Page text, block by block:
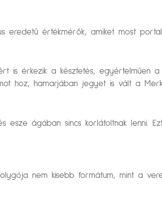
eredetű értékmérők, amiket most
is érkezik a késztetés,
hoz, hamarjában jegyet is vált a
esze ágában sincs korlátoltnak lenni.
nem kisebb formátum, mint a